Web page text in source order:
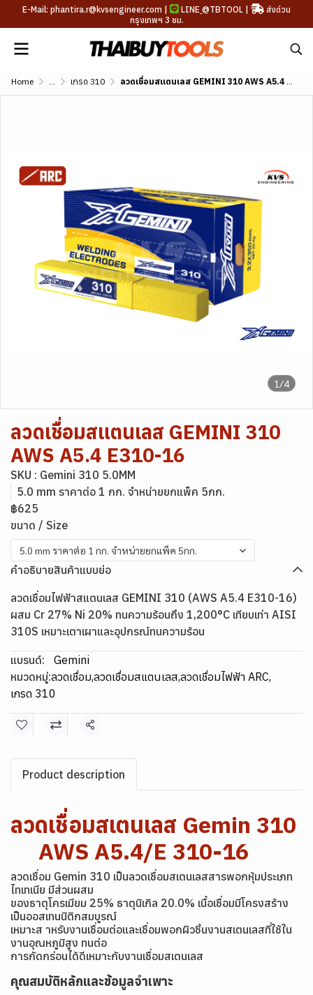
E-Mail: phantira.r@kvsengineer.com | LINE @TBTOOL |
ส่งด่วน
กรุงเทพฯ 3 ชม.
Home ... เกรด 310 ลวดเชื่อมสแตนเลส GEMINI 310 AWS A5.4 E310-16
1/4
ลวดเชื่อมสแตนเลส GEMINI 310
AWS A5.4 E310-16
SKU : Gemini 310 5.0MM
5.0 mm ราคาต่อ 1 กก. จำหน่ายยกแพ็ค 5กก.
฿625
ขนาด / Size
5.0 mm ราคาต่อ 1 กก. จำหน่ายยกแพ็ค 5กก.
คำอธิบายสินค้าแบบย่อ
ลวดเชื่อมไฟฟ้าสแตนเลส GEMINI 310 (AWS A5.4 E310-16)
ผสม Cr 27% Ni 20% ทนความร้อนถึง 1,200°C เทียบเท่า AISI
310S เหมาะเตาเผาและอุปกรณ์ทนความร้อน
แบรนด์:
Gemini
หมวดหมู่:ลวดเชื่อม,ลวดเชื่อมสแตนเลส,ลวดเชื่อมไฟฟ้า ARC,
เกรด 310
แชร์
Product description
ลวดเชื่อมสเตนเลส Gemin 310
AWS A5.4/E 310-16
ลวดเชื่อม Gemin 310 เป็นลวดเชื่อมสเตนเลสสารพอกหุ้มประเภท
ไทเทเนีย มีส่วนผสม
ของธาตุโครเมียม 25% ธาตุนิเกิล 20.0% เนื้อเชื่อมมีโครงสร้าง
เป็นออสเทนนิติกสมบูรณ์
เหมาะส าหรับงานเชื่อมต่อและเชื่อมพอกผิวชิ้นงานสเตนเลสที่ใช้ใน
งานอุณหภูมิสูง ทนต่อ
การกัดกร่อนได้ดีเหมาะกับงานเชื่อมสเตนเลส
คุณสมบัติหลักและข้อมูลจำเพาะ